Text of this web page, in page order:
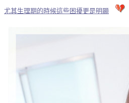
尤其生理期的時候這些困擾更是明顯